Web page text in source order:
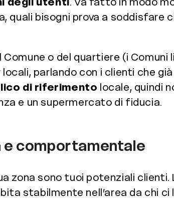
quali bisogni prova a soddisfare
o del quartiere (i
parlando con i clienti che
di riferimento locale, quindi
e un supermercato di fiducia.
comportamentale
zona sono tuoi potenziali clienti.
stabilmente nell’area da chi ci